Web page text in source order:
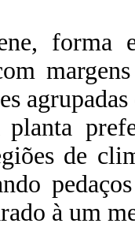
forma
agrupadas
de
à um